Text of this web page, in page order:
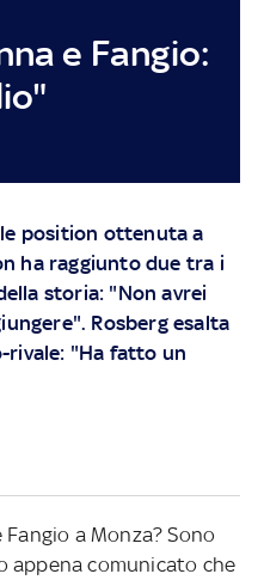
e Fangio:
position ottenuta a
ha raggiunto due tra i
storia: "Non avrei
Rosberg esalta
rivale: "Ha fatto un
a Monza? Sono
appena comunicato che